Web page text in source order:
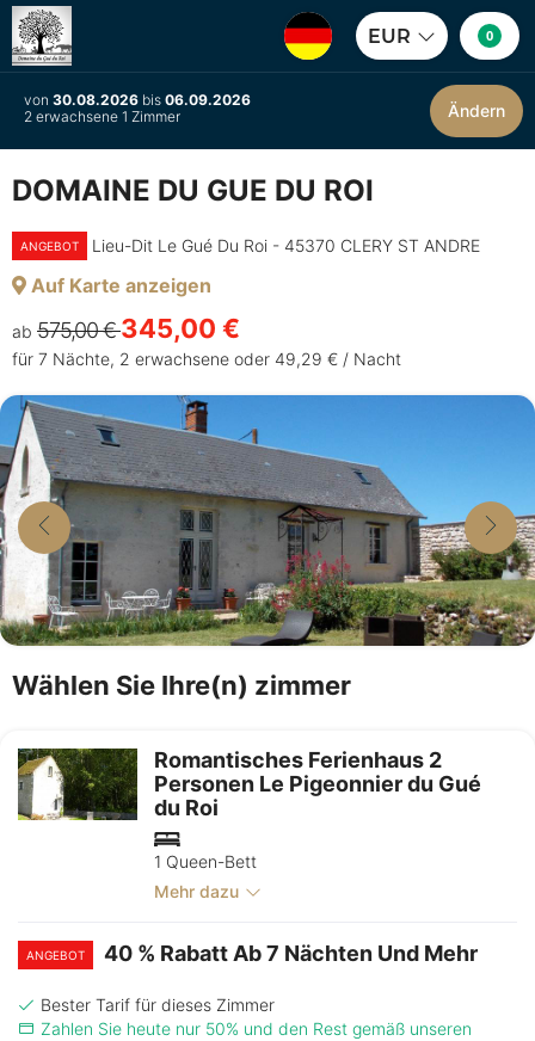
EUR 0
von 30.08.2026 bis 06.09.2026
2 erwachsene 1 Zimmer
Ändern
DOMAINE DU GUE DU ROI
ANGEBOT Lieu-Dit Le Gué Du Roi - 45370 CLERY ST ANDRE
Auf Karte anzeigen
ab 575,00 €345,00 €
für 7 Nächte, 2 erwachsene oder 49,29 € / Nacht
Wählen Sie Ihre(n) zimmer
Romantisches Ferienhaus 2
Personen Le Pigeonnier du Gué
du Roi
1 Queen-Bett
Mehr dazu
ANGEBOT 40 % Rabatt Ab 7 Nächten Und Mehr
Bester Tarif für dieses Zimmer
Zahlen Sie heute nur 50% und den Rest gemäß unseren